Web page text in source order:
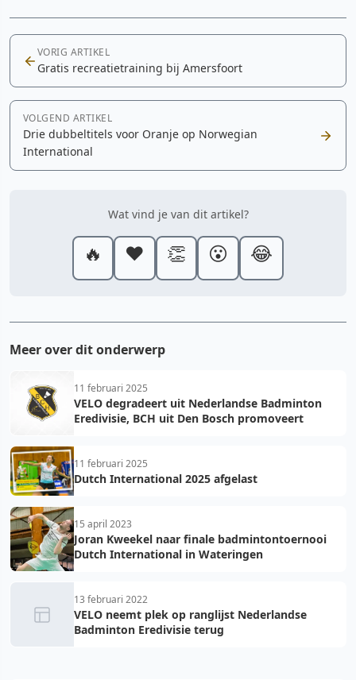
VORIG ARTIKEL
Gratis recreatietraining bij Amersfoort
VOLGEND ARTIKEL
Drie dubbeltitels voor Oranje op Norwegian
International
Wat vind je van dit artikel?
🔥 ❤️ 👏 😮 😂
Meer over dit onderwerp
11 februari 2025
VELO degradeert uit Nederlandse Badminton
Eredivisie, BCH uit Den Bosch promoveert
11 februari 2025
Dutch International 2025 afgelast
15 april 2023
Joran Kweekel naar finale badmintontoernooi
Dutch International in Wateringen
13 februari 2022
VELO neemt plek op ranglijst Nederlandse
Badminton Eredivisie terug